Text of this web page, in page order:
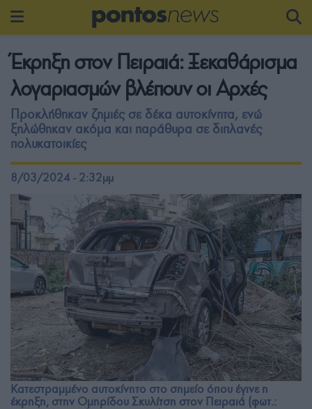
Έκρηξη στον Πειραιά: Ξεκαθάρισμα
λογαριασμών βλέπουν οι Αρχές
Προκλήθηκαν ζημιές σε δέκα αυτοκίνητα, ενώ
ξηλώθηκαν ακόμα και παράθυρα σε διπλανές
πολυκατοικίες
8/03/2024 - 2:32μμ
Κατεστραμμένο αυτοκίνητο στο σημείο όπου έγινε η
έκρηξη, στην Ομηρίδου Σκυλίτση στον Πειραιά (φωτ.: